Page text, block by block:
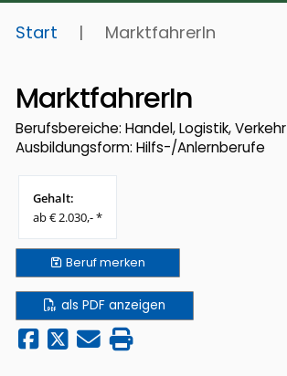
Start | MarktfahrerIn
MarktfahrerIn
Berufsbereiche: Handel, Logistik, Verkehr
Ausbildungsform: Hilfs-/Anlernberufe
Gehalt:
ab € 2.030,- *
Berufmerken
als PDF anzeigen